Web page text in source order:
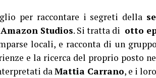
per raccontare i segreti della
Studios. Si tratta di otto
locali, e racconta di un
e la ricerca del proprio posto
daMattia Carrano, e i